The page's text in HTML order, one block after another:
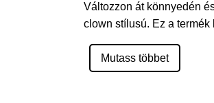
Változzon át könnyedén
clown stílusú. Ez a
Mutass többet